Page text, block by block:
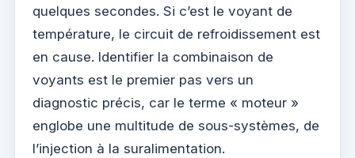
quelques secondes. Si c’est le voyant de
température, le circuit de refroidissement est
en cause. Identifier la combinaison de
voyants est le premier pas vers un
diagnostic précis, car le terme « moteur »
englobe une multitude de sous-systèmes, de
l’injection à la suralimentation.